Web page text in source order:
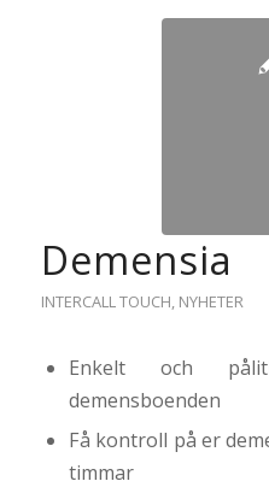
Demensia
INTERCALL TOUCH, NYHETER
Enkelt och
demensboenden
Få kontroll på er
timmar